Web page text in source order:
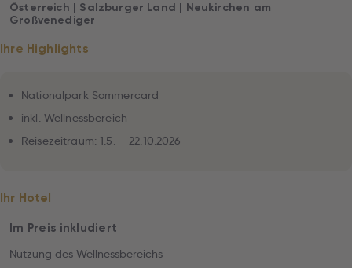
Österreich | Salzburger Land | Neukirchen am
Großvenediger
Ihre Highlights
Nationalpark Sommercard
inkl. Wellnessbereich
Reisezeitraum: 1.5. – 22.10.2026
Ihr Hotel
Im Preis inkludiert
Nutzung des Wellnessbereichs